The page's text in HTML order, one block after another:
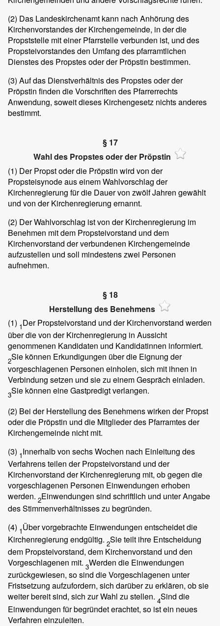
(2) Das Landeskirchenamt kann nach Anhörung des
Kirchenvorstandes der Kirchengemeinde, in der die
Propststelle mit einer Pfarrstelle verbunden ist, und des
Propsteivorstandes den Umfang des pfarramtlichen
Dienstes des Propstes oder der Pröpstin bestimmen.
(3) Auf das Dienstverhältnis des Propstes oder der
Pröpstin finden die Vorschriften des Pfarrerrechts
Anwendung, soweit dieses Kirchengesetz nichts anderes
bestimmt.
§ 17
Wahl des Propstes oder der Pröpstin
(1) Der Propst oder die Pröpstin wird von der
Propsteisynode aus einem Wahlvorschlag der
Kirchenregierung für die Dauer von zwölf Jahren gewählt
und von der Kirchenregierung ernannt.
(2) Der Wahlvorschlag ist von der Kirchenregierung im
Benehmen mit dem Propsteivorstand und dem
Kirchenvorstand der verbundenen Kirchengemeinde
aufzustellen und soll mindestens zwei Personen
aufnehmen.
§ 18
Herstellung des Benehmens
(1) 1Der Propsteivorstand und der Kirchenvorstand werden
über die von der Kirchenregierung in Aussicht
genommenen Kandidaten und Kandidatinnen informiert.
2Sie können Erkundigungen über die Eignung der
vorgeschlagenen Personen einholen, sich mit ihnen in
Verbindung setzen und sie zu einem Gespräch einladen.
3Sie können eine Gastpredigt verlangen.
(2) Bei der Herstellung des Benehmens wirken der Propst
oder die Pröpstin und die Mitglieder des Pfarramtes der
Kirchengemeinde nicht mit.
(3) 1Innerhalb von sechs Wochen nach Einleitung des
Verfahrens teilen der Propsteivorstand und der
Kirchenvorstand der Kirchenregierung mit, ob gegen die
vorgeschlagenen Personen Einwendungen erhoben
werden. 2Einwendungen sind schriftlich und unter Angabe
des Stimmenverhältnisses zu begründen.
(4) 1Über vorgebrachte Einwendungen entscheidet die
Kirchenregierung endgültig. 2Sie teilt ihre Entscheidung
dem Propsteivorstand, dem Kirchenvorstand und den
Vorgeschlagenen mit. 3Werden die Einwendungen
zurückgewiesen, so sind die Vorgeschlagenen unter
Fristsetzung aufzufordern, sich darüber zu erklären, ob sie
weiter bereit sind, sich zur Wahl zu stellen. 4Sind die
Einwendungen für begründet erachtet, so ist ein neues
Verfahren einzuleiten.